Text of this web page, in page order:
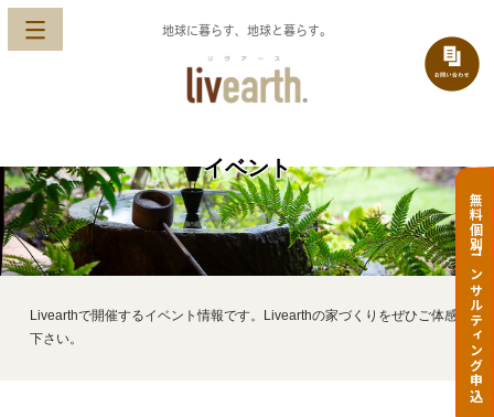
地球に暮らす、地球と暮らす。
無料個別コンサルティング申込
イベント
Livearthで開催するイベント情報です。Livearthの家づくりをぜひご体感
下さい。